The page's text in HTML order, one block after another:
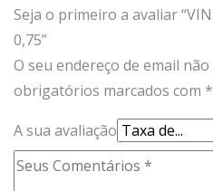
Seja o primeiro a avaliar
0,75”
O seu endereço de email
obrigatórios marcados com *
A sua avaliação